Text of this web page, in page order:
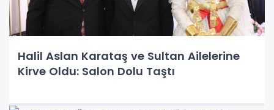
Halil Aslan Karataş ve Sultan Ailelerine
Kirve Oldu: Salon Dolu Taştı